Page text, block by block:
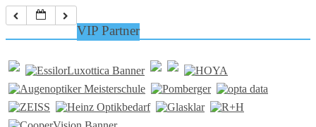
VIP Partner